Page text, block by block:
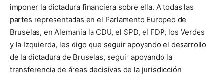
imponer la dictadura financiera sobre ella. A todas las
partes representadas en el Parlamento Europeo de
Bruselas, en Alemania la CDU, el SPD, el FDP, los Verdes
y la Izquierda, les digo que seguir apoyando el desarrollo
de la dictadura de Bruselas, seguir apoyando la
transferencia de áreas decisivas de la jurisdicción